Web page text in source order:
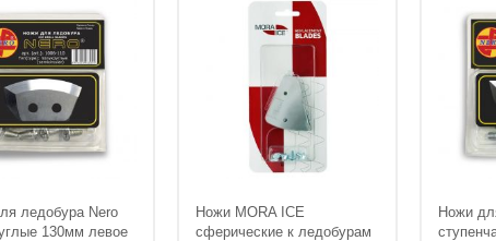
ледобура Nero
130мм левое
Ножи MORA ICE
сферические к ледобурам
Ножи